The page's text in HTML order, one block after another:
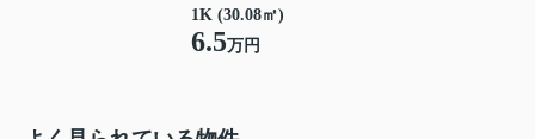
1K (30.08㎡)
6.5万円